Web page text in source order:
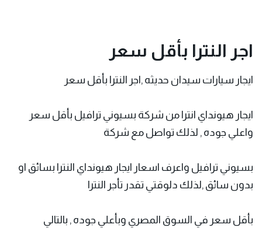
اجر النترا بأقل سعر
ايجار سيارات سيدان حديثه ,اجر النترا بأقل سعر
ايجار هيونداي انترا من شركة بسيوني ترافيل بأقل سعر
واعلي جوده , لذلك تواصل مع شركة
بسيوني ترافيل واعرف اسعار ايجار هيونداي النترا بسائق او
بدون سائق ,لذلك دلوقتي تقدر تأجر النترا
بأقل سعر في السوق المصري وبأعلي جوده , بالتالي